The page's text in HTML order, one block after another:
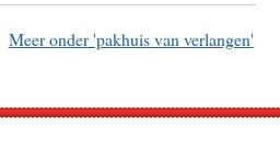
Meer onder 'pakhuis van verlangen'